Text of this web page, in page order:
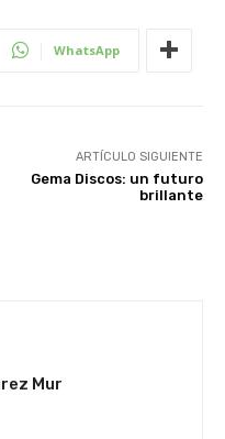
WhatsApp
ARTÍCULO SIGUIENTE
Gema Discos: un futuro
brillante
Mur